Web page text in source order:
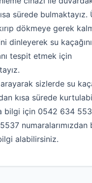
sürede bulmaktayız.
dökmeye gerek
dinleyerek su
tespit etmek için
arayarak sizlerde su
kısa sürede
bilgi için 0542 634
numaralarımızdan
alabilirsiniz.